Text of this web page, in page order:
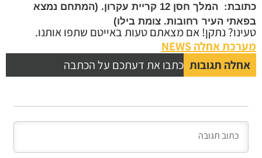
כתובת: המלך חסן 12 קריית עקרון. (המתחם נמצא
בפאתי העיר רחובות. צומת בילו)
טעינו? נתקן! אם מצאתם טעות באייטם שתפו אותנו.
מערכת אחלה NEWS
אחלה תגובות כתבו את דעתכם על הכתבה